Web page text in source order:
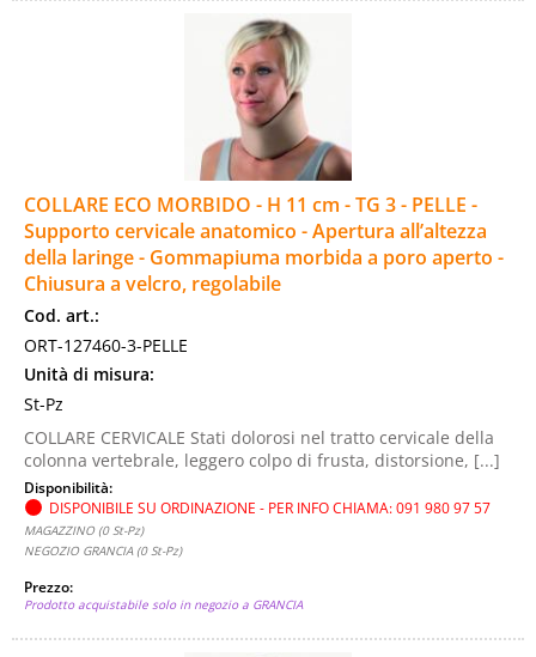
COLLARE ECO MORBIDO - H 11 cm - TG 3 - PELLE -
Supporto cervicale anatomico - Apertura all’altezza
della laringe - Gommapiuma morbida a poro aperto -
Chiusura a velcro, regolabile
Cod. art.:
ORT-127460-3-PELLE
Unità di misura:
St-Pz
COLLARE CERVICALE Stati dolorosi nel tratto cervicale della
colonna vertebrale, leggero colpo di frusta, distorsione, [...]
Disponibilità:
DISPONIBILE SU ORDINAZIONE - PER INFO CHIAMA: 091 980 97 57
MAGAZZINO (0 St-Pz)
NEGOZIO GRANCIA (0 St-Pz)
Prezzo:
Prodotto acquistabile solo in negozio a GRANCIA